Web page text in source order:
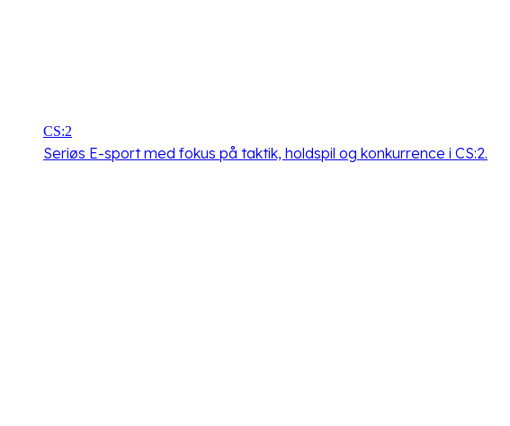
CS:2
Seriøs E-sport med fokus på taktik, holdspil og konkurrence i CS:2.